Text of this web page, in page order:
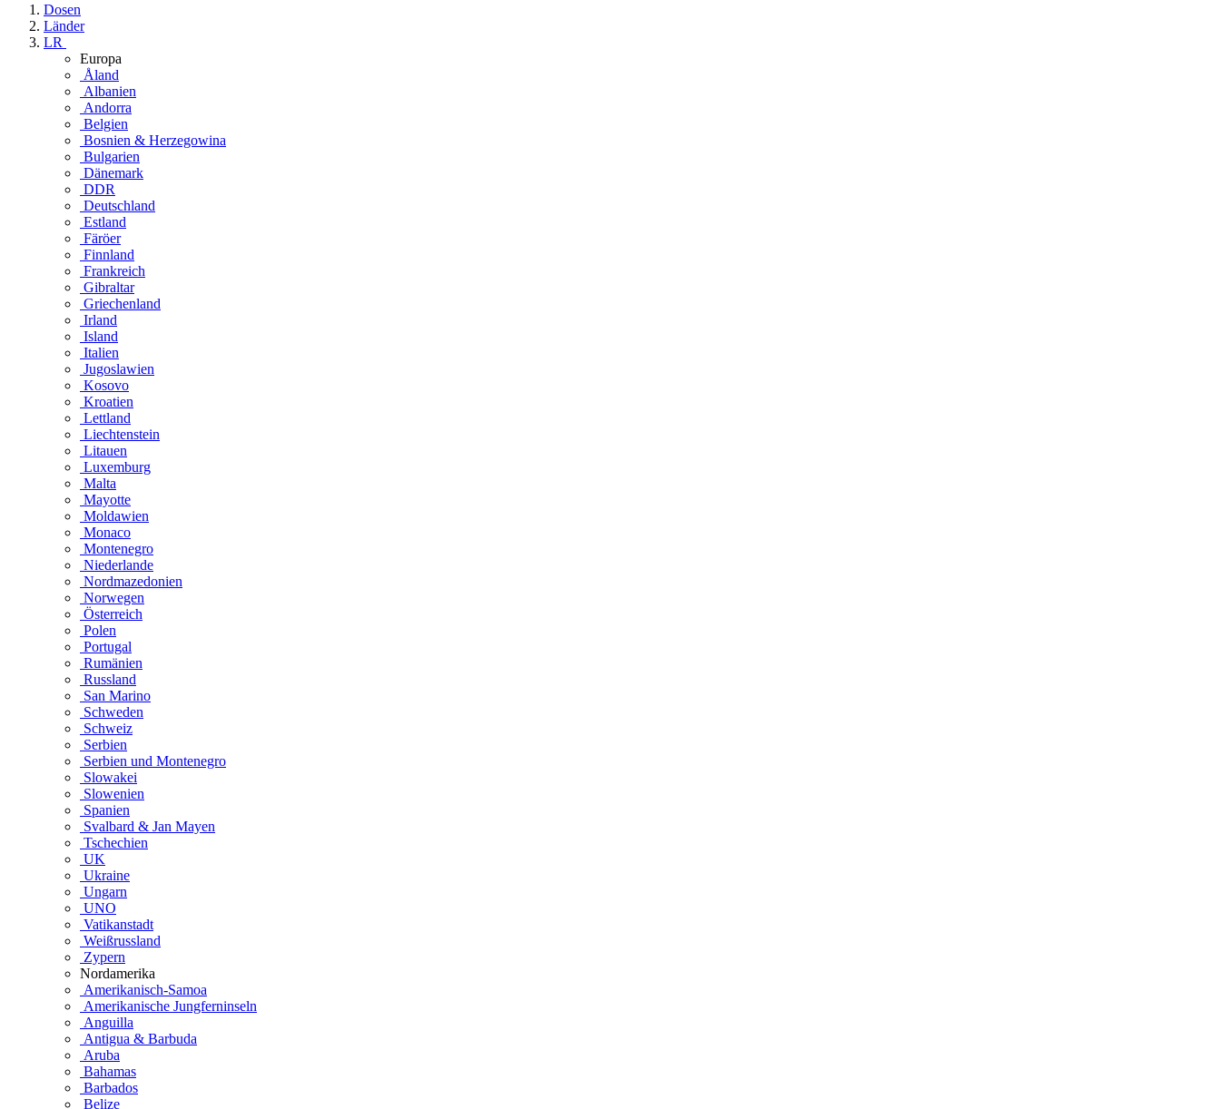
Dosen
Länder
LR
Europa
Åland
Albanien
Andorra
Belgien
Bosnien & Herzegowina
Bulgarien
Dänemark
DDR
Deutschland
Estland
Färöer
Finnland
Frankreich
Gibraltar
Griechenland
Irland
Island
Italien
Jugoslawien
Kosovo
Kroatien
Lettland
Liechtenstein
Litauen
Luxemburg
Malta
Mayotte
Moldawien
Monaco
Montenegro
Niederlande
Nordmazedonien
Norwegen
Österreich
Polen
Portugal
Rumänien
Russland
San Marino
Schweden
Schweiz
Serbien
Serbien und Montenegro
Slowakei
Slowenien
Spanien
Svalbard & Jan Mayen
Tschechien
UK
Ukraine
Ungarn
UNO
Vatikanstadt
Weißrussland
Zypern
Nordamerika
Amerikanisch-Samoa
Amerikanische Jungferninseln
Anguilla
Antigua & Barbuda
Aruba
Bahamas
Barbados
Belize